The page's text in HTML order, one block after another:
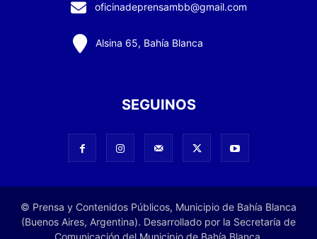
oficinadeprensambb@gmail.com
Alsina 65, Bahía Blanca
SEGUINOS
© Prensa y Contenidos Públicos, Municipio de Bahía Blanca
(Buenos Aires, Argentina). Desarrollado por la Secretaría de